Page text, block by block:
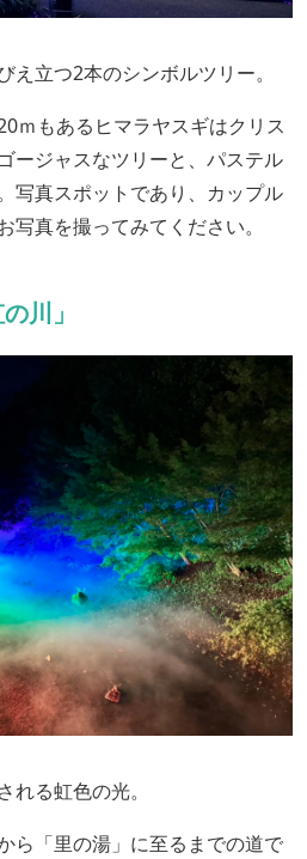
立つ2本のシンボルツリー。
ｍもあるヒマラヤスギはクリス
ージャスなツリーと、パステル
写真スポットであり、カップル
真を撮ってみてください。
川」
る虹色の光。
ら「里の湯」に至るまでの道で